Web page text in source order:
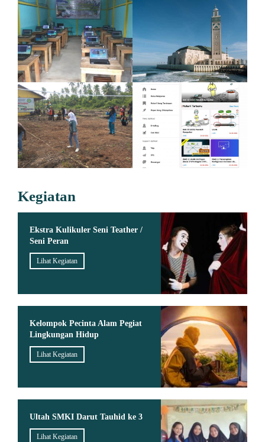
Kegiatan
Ekstra Kulikuler Seni Teather /
Seni Peran
Lihat Kegiatan
Kelompok Pecinta Alam Pegiat
Lingkungan Hidup
Lihat Kegiatan
Ultah SMKI Darut Tauhid ke 3
Lihat Kegiatan